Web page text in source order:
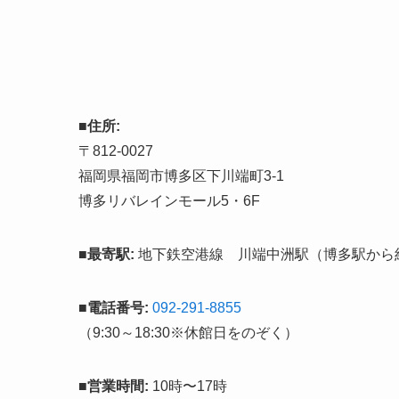
■住所:
〒812-0027
福岡県福岡市博多区下川端町3-1
博多リバレインモール5・6F
■最寄駅: 地下鉄空港線 川端中洲駅（博多駅から
■電話番号: 092-291-8855
（9:30～18:30※休館日をのぞく）
■営業時間: 10時〜17時